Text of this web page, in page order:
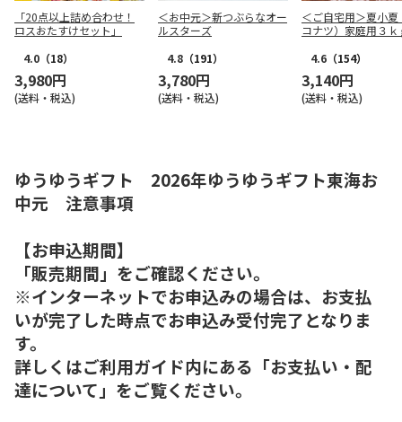
「20点以上詰め合わせ！
ロスおたすけセット」
4.0 （18）
3,980円
(送料・税込)
＜お中元＞新つぶらなオー
ルスターズ
4.8 （191）
3,780円
(送料・税込)
＜ご自宅用＞夏小夏
コナツ）家庭用３ｋ
4.6 （154）
3,140円
(送料・税込)
ゆうゆうギフト 2026年ゆうゆうギフト東海お
中元 注意事項
【お申込期間】
「販売期間」をご確認ください。
※インターネットでお申込みの場合は、お支払
いが完了した時点でお申込み受付完了となりま
す。
詳しくはご利用ガイド内にある「お支払い・配
達について」をご覧ください。